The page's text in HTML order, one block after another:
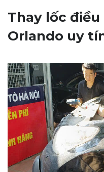
Thay lốc
Orlando uy